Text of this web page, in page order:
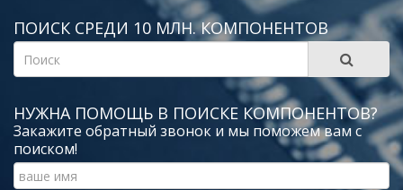
ПОИСК СРЕДИ 10 МЛН. КОМПОНЕНТОВ
НУЖНА ПОМОЩЬ В ПОИСКЕ КОМПОНЕНТОВ?
Закажите обратный звонок и мы поможем вам с
поиском!